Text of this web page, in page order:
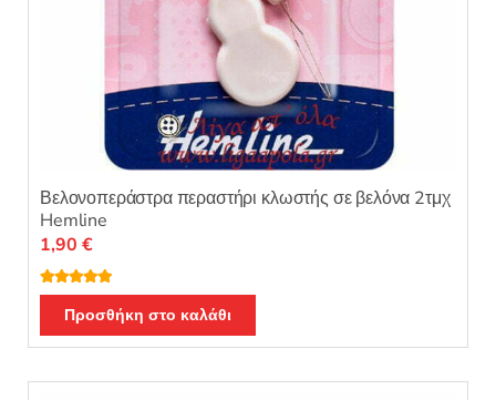
Βελονοπεράστρα περαστήρι κλωστής σε βελόνα 2τμχ
Hemline
Βαθμολογή
θηκε με
4.83από 5
1,90 €
Προσθήκη στο καλάθι